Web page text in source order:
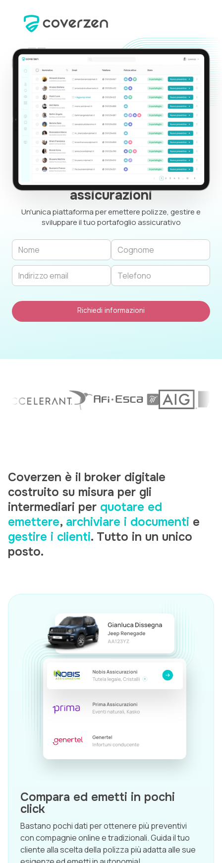
Larivoluzione digitaledelle
assicurazioni
Un'unica piattaforma per emettere polizze, gestire e
sviluppare il tuo portafoglio assicurativo
Richiedi informazioni
Coverzen è il broker digitale
costruito su misura per gli
intermediari per quotare ed
emettere, archiviare i documenti e
gestire i clienti. Tutto in un unico
posto.
Compara ed emetti in pochi
click
Bastano pochi dati per ottenere più preventivi
con compagnie online e tradizionali. Guida il tuo
cliente alla scelta della polizza più adatta alle sue